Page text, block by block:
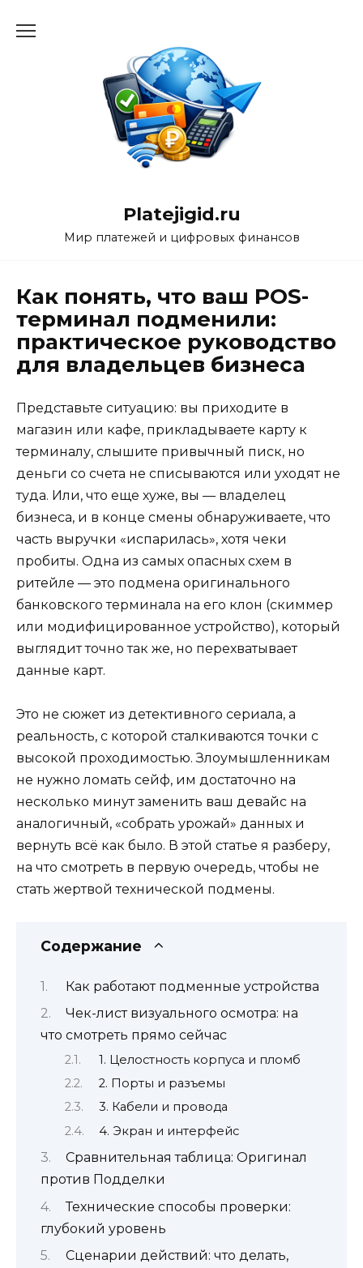
Platejigid.ru
Мир платежей и цифровых финансов
Как понять, что ваш POS-
терминал подменили:
практическое руководство
для владельцев бизнеса
Представьте ситуацию: вы приходите в
магазин или кафе, прикладываете карту к
терминалу, слышите привычный писк, но
деньги со счета не списываются или уходят не
туда. Или, что еще хуже, вы — владелец
бизнеса, и в конце смены обнаруживаете, что
часть выручки «испарилась», хотя чеки
пробиты. Одна из самых опасных схем в
ритейле — это подмена оригинального
банковского терминала на его клон (скиммер
или модифицированное устройство), который
выглядит точно так же, но перехватывает
данные карт.
Это не сюжет из детективного сериала, а
реальность, с которой сталкиваются точки с
высокой проходимостью. Злоумышленникам
не нужно ломать сейф, им достаточно на
несколько минут заменить ваш девайс на
аналогичный, «собрать урожай» данных и
вернуть всё как было. В этой статье я разберу,
на что смотреть в первую очередь, чтобы не
стать жертвой технической подмены.
Содержание
Как работают подменные устройства
Чек-лист визуального осмотра: на
что смотреть прямо сейчас
1. Целостность корпуса и пломб
2. Порты и разъемы
3. Кабели и провода
4. Экран и интерфейс
Сравнительная таблица: Оригинал
против Подделки
Технические способы проверки:
глубокий уровень
Сценарии действий: что делать,